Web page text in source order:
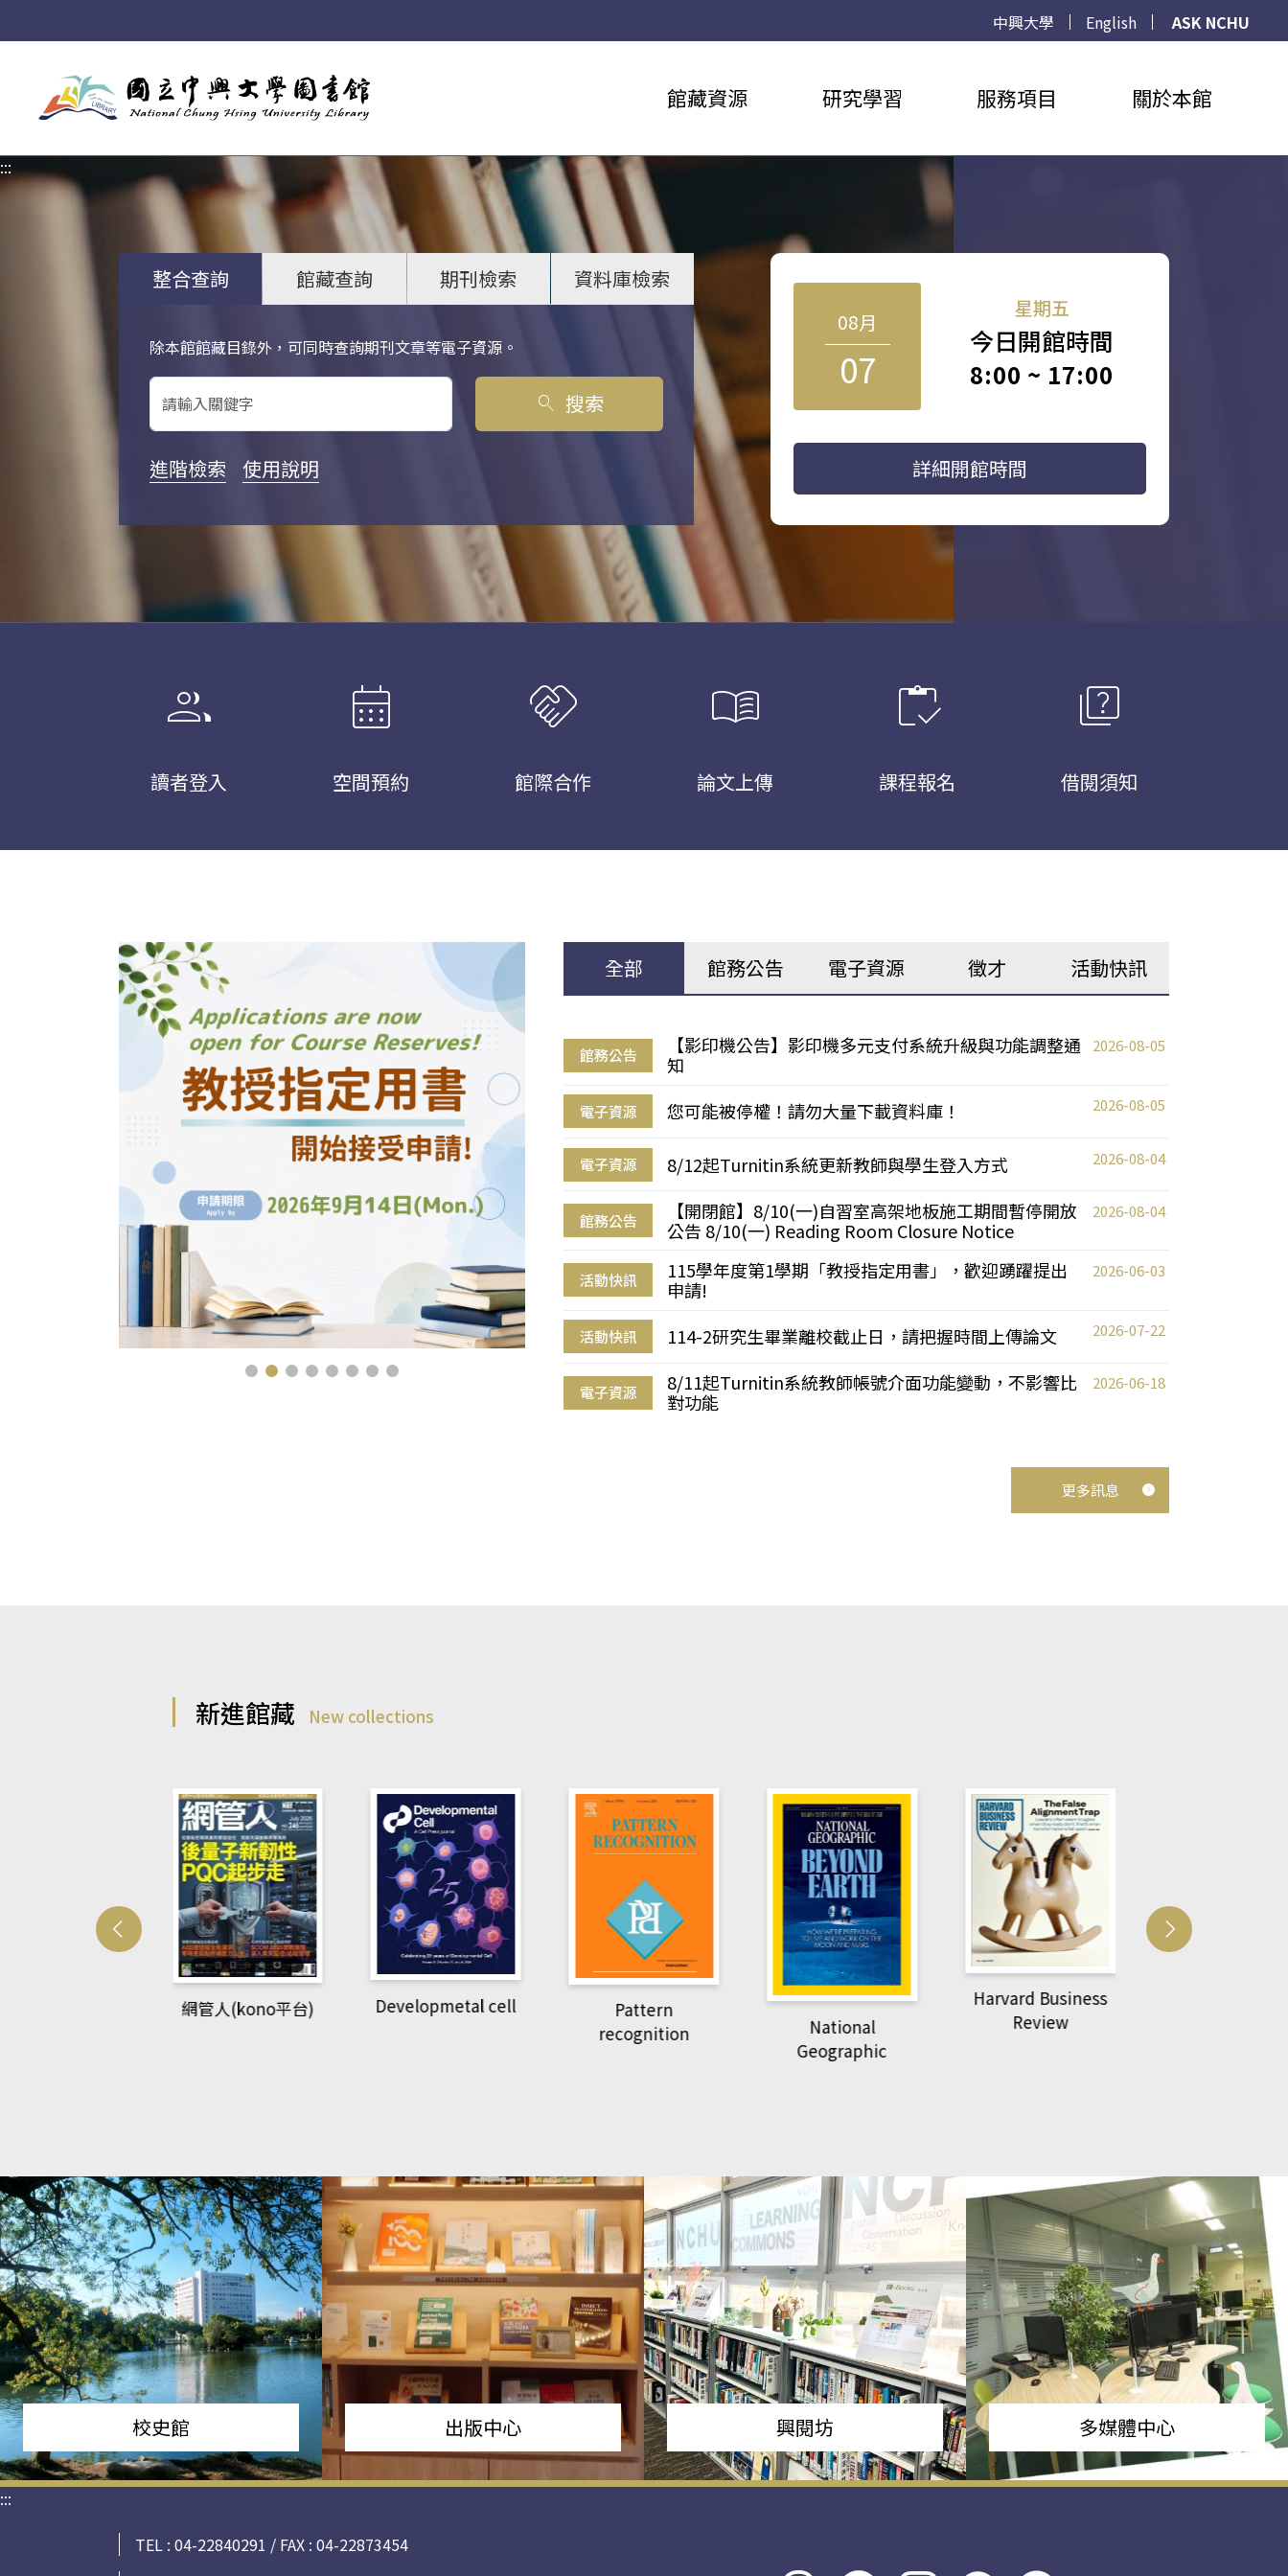
中興大學 English
ASK NCHU
館藏資源 研究學習 服務項目 關於本館
:::
整合查詢 館藏查詢 期刊檢索 資料庫檢索
除本館館藏目錄外，可同時查詢期刊文章等電子資源。
關鍵字搜尋
search 搜索
進階檢索 使用說明
08月
07
星期五
今日開館時間
8:00 ~ 17:00
詳細開館時間
group
讀者登入
calendar_month
空間預約
handshake
館際合作
menu_book
論文上傳
inventory
課程報名
quiz
借閱須知
全部 館務公告 電子資源 徵才 活動快訊
館務公告
【影印機公告】影印機多元支付系統升級與功能調整通
知
2026-08-05
電子資源 您可能被停權！請勿大量下載資料庫！ 2026-08-05
電子資源 8/12起Turnitin系統更新教師與學生登入方式 2026-08-04
館務公告
【開閉館】8/10(一)自習室高架地板施工期間暫停開放
公告 8/10(一) Reading Room Closure Notice
2026-08-04
活動快訊
115學年度第1學期「教授指定用書」，歡迎踴躍提出
申請!
2026-06-03
活動快訊 114-2研究生畢業離校截止日，請把握時間上傳論文 2026-07-22
電子資源
8/11起Turnitin系統教師帳號介面功能變動，不影響比
對功能
2026-06-18
更多訊息
新進館藏 New collections
網管人(kono平台) Developmetal cell
Pattern
recognition
National
Geographic
Harvard Business
Review
校史館 出版中心 興閱坊 多媒體中心
:::
TEL : 04-22840291 / FAX : 04-22873454